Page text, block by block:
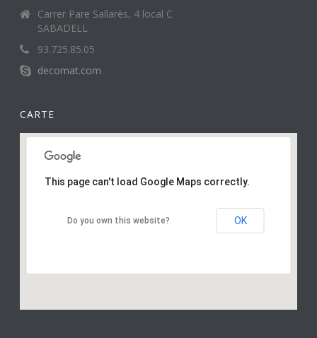
Carrer Pare Sallarès, 4 local C
SABADELL
93.725.85.05
decomat.com
CARTE
This page can't load Google Maps correctly.
Do you own this website? OK